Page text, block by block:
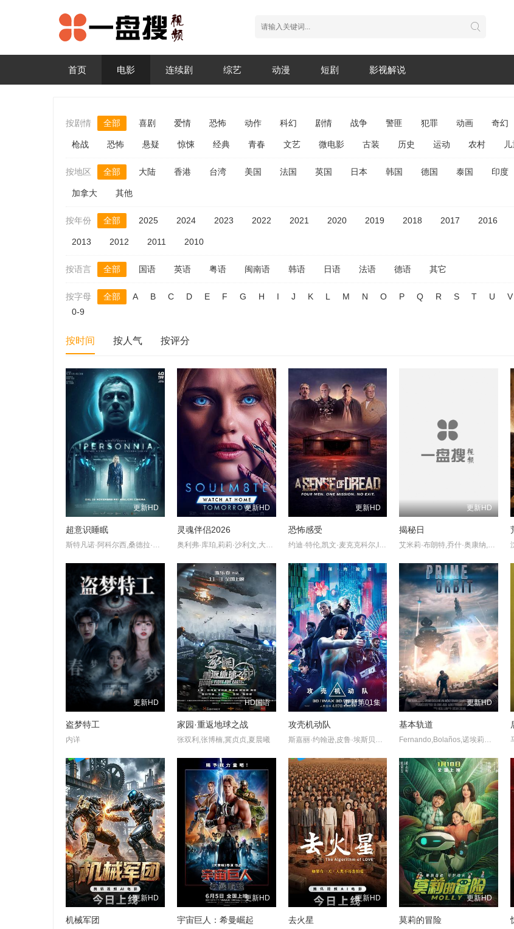
首页 电影 连续剧 综艺 动漫 短剧 影视解说
按剧情 全部 喜剧 爱情 恐怖 动作 科幻 剧情 战争 警匪 犯罪 动画 奇幻
枪战 恐怖 悬疑 惊悚 经典 青春 文艺 微电影 古装 历史 运动 农村
按地区 全部 大陆 香港 台湾 美国 法国 英国 日本 韩国 德国 泰国 印度
加拿大 其他
按年份 全部 2025 2024 2023 2022 2021 2020 2019 2018 2017 2016
2013 2012 2011 2010
按语言 全部 国语 英语 粤语 闽南语 韩语 日语 法语 德语 其它
按字母 全部 A B C D E F G H I J K L M N O P Q R S T U V
0-9
按时间 按人气 按评分
更新HD
超意识睡眠
斯特凡诺·阿科尔西,桑德拉·切卡莱利
更新HD
灵魂伴侣2026
奥利弗·库珀,莉莉·沙利文,大卫·里达尔,奥辛·皮雷,克劳迪娅·杜米特,伊莎贝尔·邦弗雷,艾玛·拉莫斯,Steve·Chusak,Nicholas·Lane,Hannah·Brady,Harleen·Sahota,Charlie·Kranz,Jon·Tarcy,Valerie·Lynn·Hanna,加里·赫泽勒,Robert·Ashe,Sydney·Blackburn,Declan·Gill,Cameron·Anthony
更新HD
恐怖感受
约迪·特伦,凯文·麦克克科尔,Iris,Svis
更新HD
揭秘日
艾米莉·布朗特,乔什·奥康纳,科林·费尔斯,伊芙·休森,科尔曼·多明戈,怀亚特·罗素,亨利·劳埃德-休斯,吉姆·帕拉克,迈克尔·加斯顿,麦肯娜·布里杰,加比·比恩斯,汤米·马丁内兹,斯万米·萨姆派奥,艾米丽·麦肯德里,埃利奥特·维拉尔,诺亚·罗宾斯,克里斯·西尔科克,奇里尔·保兰,库利·卡尔文,伊丽莎白·斯坦利
更新HD
盗梦特工
内详
HD国语
家园·重返地球之战
张双利,张博楠,冀贞贞,夏晨曦
更新第01集
攻壳机动队
斯嘉丽·约翰逊,皮鲁·埃斯贝克,北野武,朱丽叶·比诺什,迈克尔·皮特,黄经汉,丹妮西娅·萨马尔,拉札勒斯·雷图勒,泉原豊,托万达·马尼莫,彼得·费迪南多,安娜玛丽亚·玛琳卡,丹尼尔·亨绍尔,安德鲁·斯特林,桃井薰,查尔斯·欧比,福岛莉拉,约瑟夫·纳瓦胡,迈克尔·维克特
更新HD
基本轨道
Fernando,Bolaños,诺埃莉亚·坎波,Melvin,Jimenez
更新HD
机械军团
更新HD
宇宙巨人：希曼崛起
更新HD
去火星
更新HD
莫莉的冒险